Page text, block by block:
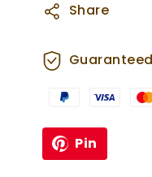
Share
Pin